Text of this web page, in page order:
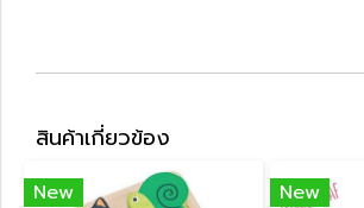
สินค้าเกี่ยวข้อง
New New